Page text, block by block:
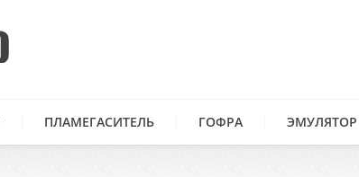
ПЛАМЕГАСИТЕЛЬ ГОФРА ЭМУЛЯТОР